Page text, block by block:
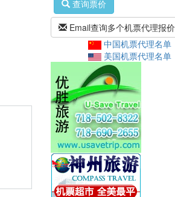
查询票价
Email查询多个机票代理报价
中国机票代理名单
美国机票代理名单